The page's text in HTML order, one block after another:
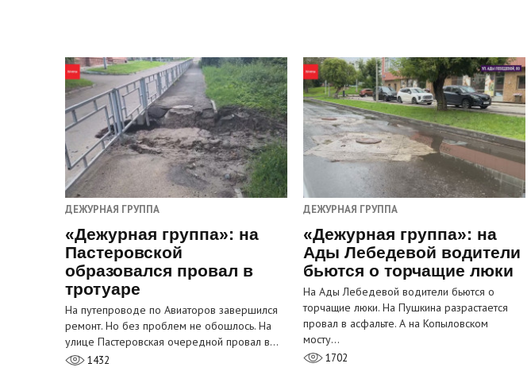
ДЕЖУРНАЯ ГРУППА
«Дежурная группа»: на
Пастеровской
образовался провал в
тротуаре
На путепроводе по Авиаторов завершился
ремонт. Но без проблем не обошлось. На
улице Пастеровская очередной провал в…
1432
ДЕЖУРНАЯ ГРУППА
«Дежурная группа»: на
Ады Лебедевой водители
бьются о торчащие люки
На Ады Лебедевой водители бьются о
торчащие люки. На Пушкина разрастается
провал в асфальте. А на Копыловском
мосту…
1702